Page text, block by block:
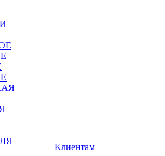
Клиентам